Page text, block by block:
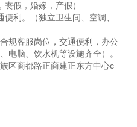
假，婚嫁，产假）
利。（独立卫生间、空调、
规客服岗位，交通便利，办公
电脑、饮水机等设施齐全）。
区商都路正商建正东方中心c